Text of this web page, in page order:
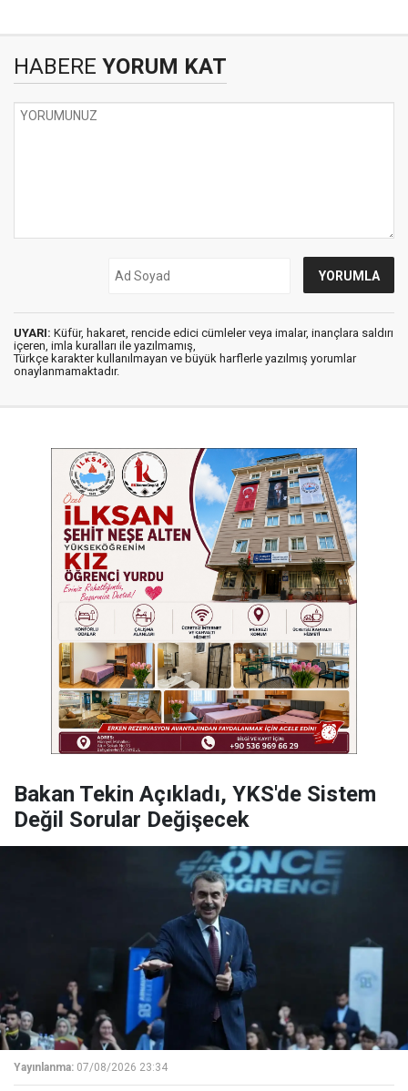
HABERE YORUM KAT
UYARI: Küfür, hakaret, rencide edici cümleler veya imalar, inançlara saldırı
içeren, imla kuralları ile yazılmamış,
Türkçe karakter kullanılmayan ve büyük harflerle yazılmış yorumlar
onaylanmamaktadır.
Bakan Tekin Açıkladı, YKS'de Sistem
Değil Sorular Değişecek
Yayınlanma: 07/08/2026 23:34